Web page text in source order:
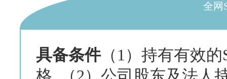
全网
具备条件（1）持有有效